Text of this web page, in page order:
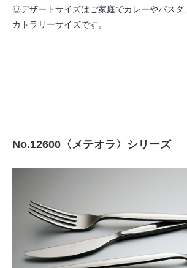
◎デザートサイズはご家庭でカレーやパスタ
カトラリーサイズです。
No.12600〈メテオラ〉シリーズ